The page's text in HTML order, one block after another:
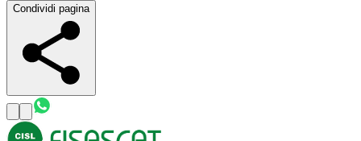
Condividi pagina